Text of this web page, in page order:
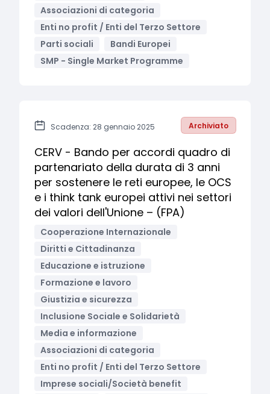
Associazioni di categoria
Enti no profit / Enti del Terzo Settore
Parti sociali
Bandi Europei
SMP - Single Market Programme
Scadenza: 28 gennaio 2025 Archiviato
CERV - Bando per accordi quadro di
partenariato della durata di 3 anni
per sostenere le reti europee, le OCS
e i think tank europei attivi nei settori
dei valori dell'Unione – (FPA)
Cooperazione Internazionale
Diritti e Cittadinanza
Educazione e istruzione
Formazione e lavoro
Giustizia e sicurezza
Inclusione Sociale e Solidarietà
Media e informazione
Associazioni di categoria
Enti no profit / Enti del Terzo Settore
Imprese sociali/Società benefit